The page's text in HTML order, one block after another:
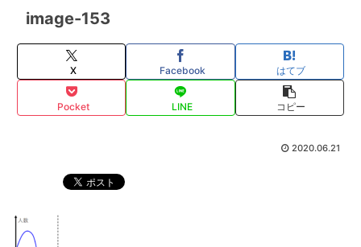
image-153
X Facebook はてブ
Pocket LINE コピー
2020.06.21